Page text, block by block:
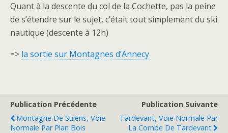
Quant à la descente du col de la Cochette, pas la peine
de s’étendre sur le sujet, c’était tout simplement du ski
nautique (descente à 12h)
=> la sortie sur Montagnes d’Annecy
Publication Précédente
Montagne De Sulens, Voie
Normale Par Plan Bois
Publication Suivante
Tardevant, Voie Normale Par
La Combe De Tardevant